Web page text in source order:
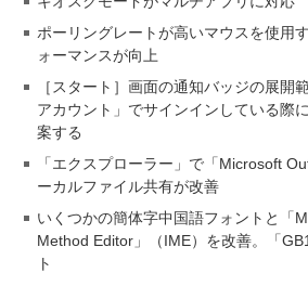
ポーリングレートが高いマウスを使用
ォーマンスが向上
［スタート］画面の通知バッジの展開
アカウント」でサインインしている際
案する
「エクスプローラー」で「Microsoft
ーカルファイル共有が改善
いくつかの簡体字中国語フォントと「
Method Editor」（IME）を改善。「
ト